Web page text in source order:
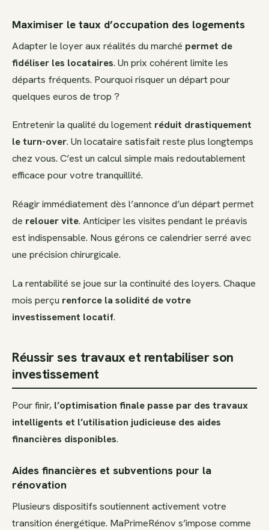
Maximiser le taux d’occupation des logements
Adapter le loyer aux réalités du marché permet de
fidéliser les locataires. Un prix cohérent limite les
départs fréquents. Pourquoi risquer un départ pour
quelques euros de trop ?
Entretenir la qualité du logement réduit drastiquement
le turn-over. Un locataire satisfait reste plus longtemps
chez vous. C’est un calcul simple mais redoutablement
efficace pour votre tranquillité.
Réagir immédiatement dès l’annonce d’un départ permet
de relouer vite. Anticiper les visites pendant le préavis
est indispensable. Nous gérons ce calendrier serré avec
une précision chirurgicale.
La rentabilité se joue sur la continuité des loyers. Chaque
mois perçu renforce la solidité de votre
investissement locatif.
Réussir ses travaux et rentabiliser son
investissement
Pour finir, l’optimisation finale passe par des travaux
intelligents et l’utilisation judicieuse des aides
financières disponibles.
Aides financières et subventions pour la
rénovation
Plusieurs dispositifs soutiennent activement votre
transition énergétique. MaPrimeRénov s’impose comme